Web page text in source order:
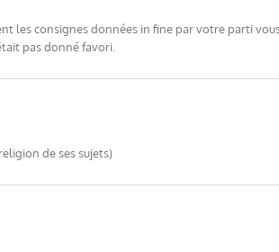
les consignes données in fine par votre parti
pas donné favori.
de ses sujets)